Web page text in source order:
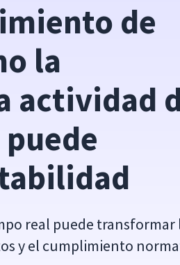
de
la
actividad
real puede transformar
y el cumplimiento